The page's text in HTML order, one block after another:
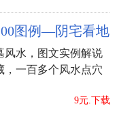
图例—阴宅看地
风水，图文实例解说
，一百多个风水点穴
9元.下载